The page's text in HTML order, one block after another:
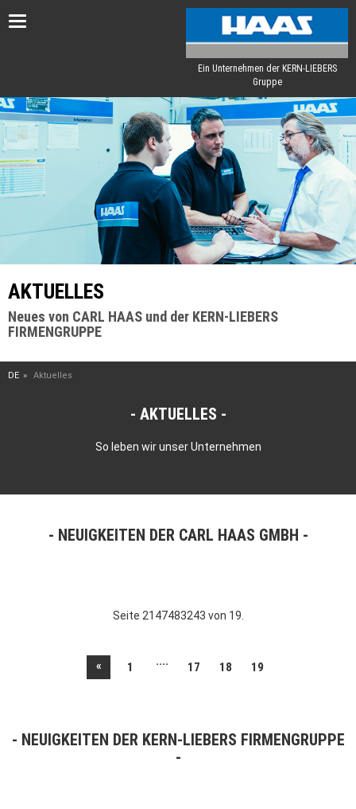
Toggle
Ein Unternehmen der KERN-LIEBERS
Gruppe
AKTUELLES
Neues von CARL HAAS und der KERN-LIEBERS
FIRMENGRUPPE
DE Aktuelles
AKTUELLES
So leben wir unser Unternehmen
NEUIGKEITEN DER CARL HAAS GMBH
Seite 2147483243 von 19.
« 1 .... 17 18 19
NEUIGKEITEN DER KERN-LIEBERS FIRMENGRUPPE